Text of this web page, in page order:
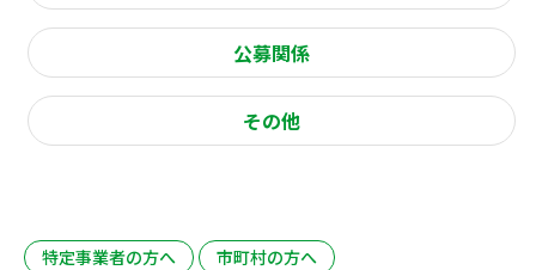
公募関係
その他
特定事業者の方へ
市町村の方へ